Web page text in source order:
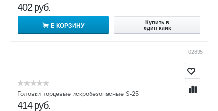
402 руб.
В КОРЗИНУ
Купить в
один клик
02895
Головки торцевые искробезопасные S-25
414 руб.